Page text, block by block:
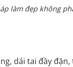
làm đẹp không
dái tai đầy